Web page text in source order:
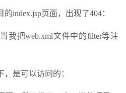
index.jsp页面，出现了404：
我把web.xml文件中的filter等注
是可以访问的：